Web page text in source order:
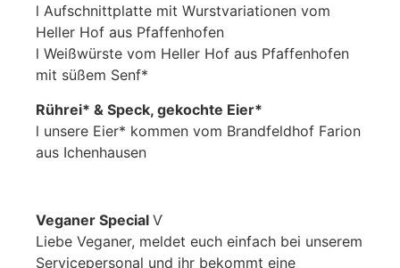
l Aufschnittplatte mit Wurstvariationen vom
Heller Hof aus Pfaffenhofen
l Weißwürste vom Heller Hof aus Pfaffenhofen
mit süßem Senf*
Rührei* & Speck, gekochte Eier*
l unsere Eier* kommen vom Brandfeldhof Farion
aus Ichenhausen
Veganer Special Ѵ
Liebe Veganer, meldet euch einfach bei unserem
Servicepersonal und ihr bekommt eine